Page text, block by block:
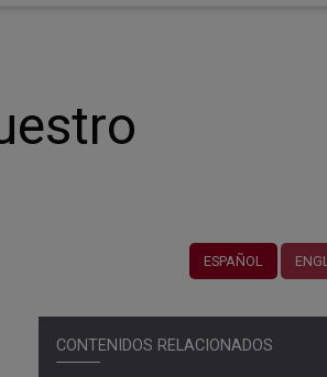
ESPAÑOL
CONTENIDOS RELACIONADOS